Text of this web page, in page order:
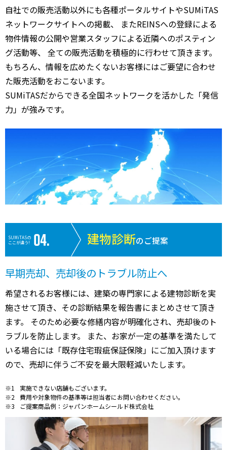
自社での販売活動以外にも各種ポータルサイトやSUMiTAS
ネットワークサイトへの掲載、 またREINSへの登録による
物件情報の公開や営業スタッフによる近隣へのポスティン
グ活動等、 全ての販売活動を積極的に行わせて頂きます。
もちろん、情報を広めたくないお客様にはご要望に合わせ
た販売活動をおこないます。
SUMiTASだからできる全国ネットワークを活かした「発信
力」が強みです。
SUMiTASの
ここが違う!
建物診断のご提案
早期売却、売却後のトラブル防止へ
希望されるお客様には、建築の専門家による建物診断を実
施させて頂き、その診断結果を報告書にまとめさせて頂き
ます。 そのため必要な修繕内容が明確化され、売却後のト
ラブルを防止します。 また、お家が一定の基準を満たして
いる場合には「既存住宅瑕疵保証保険」にご加入頂けます
ので、売却に伴うご不安を最大限軽減いたします。
実施できない店舗もございます。
費用や対象物件の基準等は担当者にお問い合わせください。
ご提案商品例：ジャパンホームシールド株式会社